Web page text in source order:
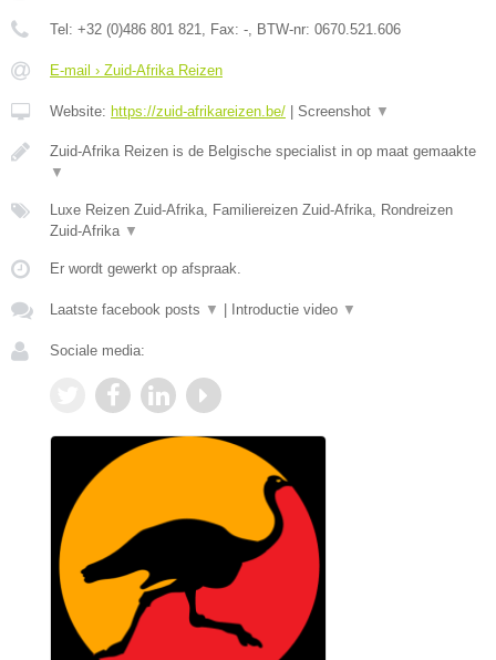
Tel: +32 (0)486 801 821 , Fax: - , BTW-nr: 0670.521.606
E-mail › Zuid-Afrika Reizen
Website: https://zuid-afrikareizen.be/ Screenshot ▼
Zuid-Afrika Reizen is de Belgische specialist in op maat gemaakte
▼
Luxe Reizen Zuid-Afrika, Familiereizen Zuid-Afrika, Rondreizen
Zuid-Afrika ▼
Er wordt gewerkt op afspraak.
Laatste facebook posts ▼ Introductie video ▼
Sociale media: